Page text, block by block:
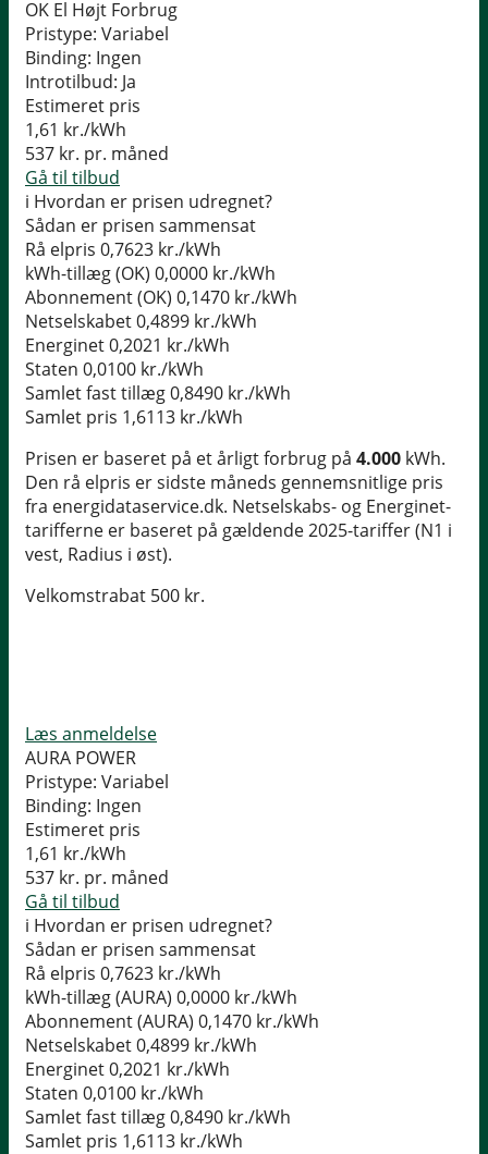
OK El Højt Forbrug
Pristype: Variabel
Binding: Ingen
Introtilbud: Ja
Estimeret pris
1,61 kr./kWh
537 kr. pr. måned
Gå til tilbud
i Hvordan er prisen udregnet?
Sådan er prisen sammensat
Rå elpris 0,7623 kr./kWh
kWh-tillæg (OK) 0,0000 kr./kWh
Abonnement (OK) 0,1470 kr./kWh
Netselskabet0,4899 kr./kWh
Energinet0,2021 kr./kWh
Staten 0,0100 kr./kWh
Samlet fast tillæg0,8490 kr./kWh
Samlet pris 1,6113 kr./kWh
Prisen er baseret på et årligt forbrug på 4.000 kWh.
Den rå elpris er sidste måneds gennemsnitlige pris
fra energidataservice.dk. Netselskabs- og Energinet-
tarifferne er baseret på gældende 2025-tariffer (N1 i
vest, Radius i øst).
Velkomstrabat 500 kr.
Læs anmeldelse
AURA POWER
Pristype: Variabel
Binding: Ingen
Estimeret pris
1,61 kr./kWh
537 kr. pr. måned
Gå til tilbud
i Hvordan er prisen udregnet?
Sådan er prisen sammensat
Rå elpris 0,7623 kr./kWh
kWh-tillæg (AURA) 0,0000 kr./kWh
Abonnement (AURA) 0,1470 kr./kWh
Netselskabet0,4899 kr./kWh
Energinet0,2021 kr./kWh
Staten 0,0100 kr./kWh
Samlet fast tillæg0,8490 kr./kWh
Samlet pris 1,6113 kr./kWh